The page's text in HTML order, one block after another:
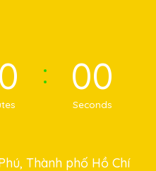
00
Seconds
Thành phố Hồ Chí